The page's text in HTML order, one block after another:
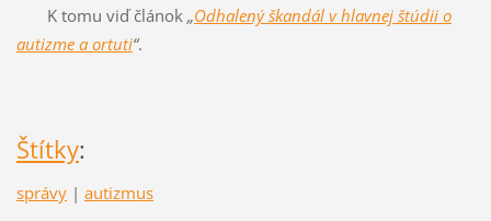
K tomu viď článok „Odhalený škandál v hlavnej štúdii o
autizme a ortuti“.
Štítky:
správy | autizmus